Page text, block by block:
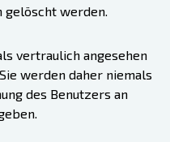
gelöscht werden.
vertraulich angesehen
werden daher niemals
des Benutzers an